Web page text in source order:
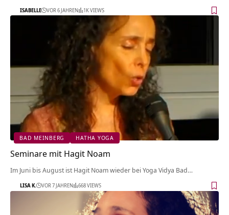
ISABELLE VOR 6 JAHREN 1K VIEWS
BAD MEINBERG HATHA YOGA
Seminare mit Hagit Noam
Im Juni bis August ist Hagit Noam wieder bei Yoga Vidya Bad…
LISA K. VOR 7 JAHREN 668 VIEWS